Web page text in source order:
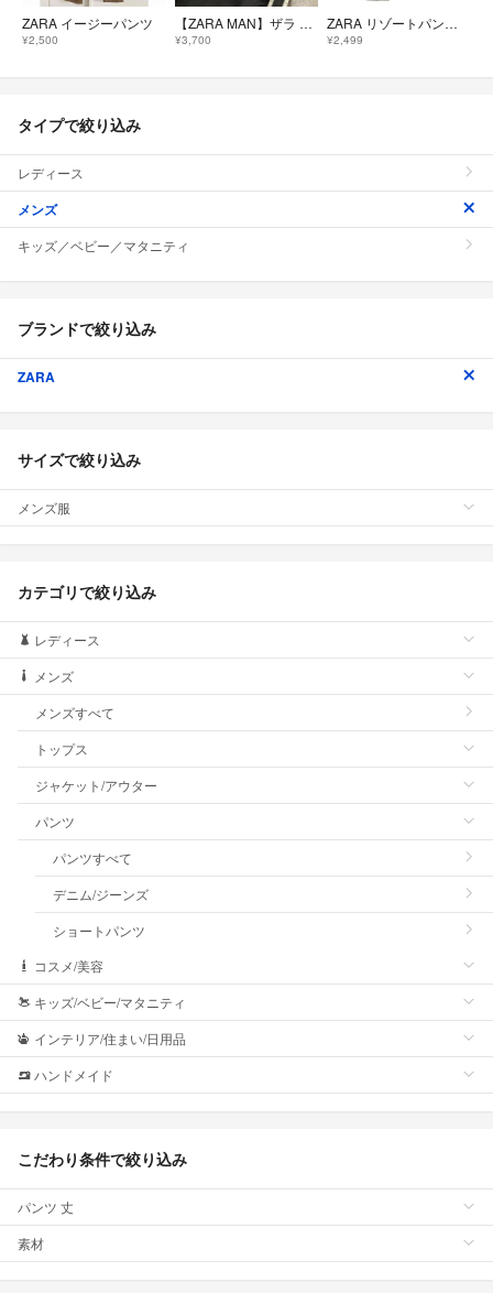
ZARA イージーパンツ
¥2,500
【ZARA MAN】ザラ マン サイドライン アンクルテーパードパンツ ブラック USA 29 イージーパンツ トラウザーパンツ
¥3,700
ZARA リゾートパンツ メンズイージーパンツ ウエストゴム
¥2,499
タイプで絞り込み
レディース
メンズ
キッズ／ベビー／マタニティ
ブランドで絞り込み
ZARA
サイズで絞り込み
メンズ服
カテゴリで絞り込み
レディース
メンズ
メンズすべて
トップス
ジャケット/アウター
パンツ
パンツすべて
デニム/ジーンズ
ショートパンツ
コスメ/美容
キッズ/ベビー/マタニティ
インテリア/住まい/日用品
ハンドメイド
こだわり条件で絞り込み
パンツ 丈
素材